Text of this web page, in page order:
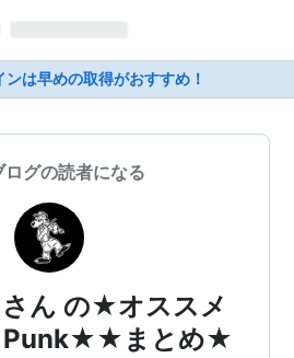
ンは早めの取得がおすすめ！
ログの読者になる
ん の★オススメ
まとめ★